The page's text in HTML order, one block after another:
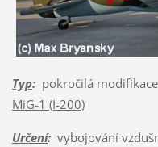
Typ:pokročilá
MiG-1 (I-200)
Určení:vybojování